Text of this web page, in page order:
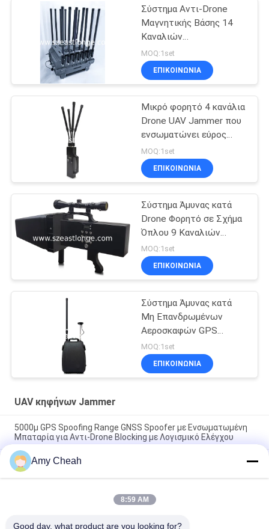
Σύστημα Αντι-Drone
Μαγνητικής Βάσης 14
Καναλιών
Τροφοδοτούμενο από
AC 220V DC 24V Αντι-
Drone FPV για
Ασφαλείας
MOQ:1set
ΕΠΙΚΟΙΝΩΝΊΑ
Μικρό φορητό 4 κανάλια
Drone UAV Jammer που
ενσωματώνει εύρος
παρεμβολής 50-500
μέτρα Τεχνολογία για
την άμβλυνση της
MOQ:1set
ΕΠΙΚΟΙΝΩΝΊΑ
Σύστημα Άμυνας κατά
Drone Φορητό σε Σχήμα
Όπλου 9 Καναλιών
Σχεδιασμένο για
Ενισχυμένη Ασφάλεια σε
Ευαίσθητες Περιοχές με
2000μ
MOQ:1set
ΕΠΙΚΟΙΝΩΝΊΑ
Σύστημα Άμυνας κατά
Μη Επανδρωμένων
Αεροσκαφών GPS
Spoofing 7-15KM για
Αποτελεσματική
Αντιμετώπιση Απειλών
MOQ:1set
ΕΠΙΚΟΙΝΩΝΊΑ
UAV κηφήνων Jammer
5000μ GPS Spoofing Range GNSS Spoofer με Ενσωματωμένη
Μπαταρία για Αντι-Drone Blocking με Λογισμικό Ελέγχου
Σύστημα ανίχνευσης φάσματος UAV-J2020 σειράς 160MHz
230W
Ανερόστεγος εξωτερικός αντιαεροπορικός παρεμποδιστής
αντιαεροπορικής συσκευής αντιδραστήρα UAV σύστημα
Amy Cheah
8:59 AM
Good day, what product are you looking for?